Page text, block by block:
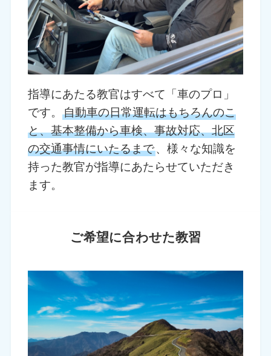
指導にあたる教官はすべて「車のプロ」
です。自動車の日常運転はもちろんのこ
と、基本整備から車検、事故対応、北区
の交通事情にいたるまで、様々な知識を
持った教官が指導にあたらせていただき
ます。
ご希望に合わせた教習